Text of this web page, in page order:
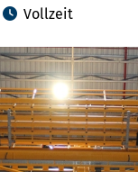
Vollzeit